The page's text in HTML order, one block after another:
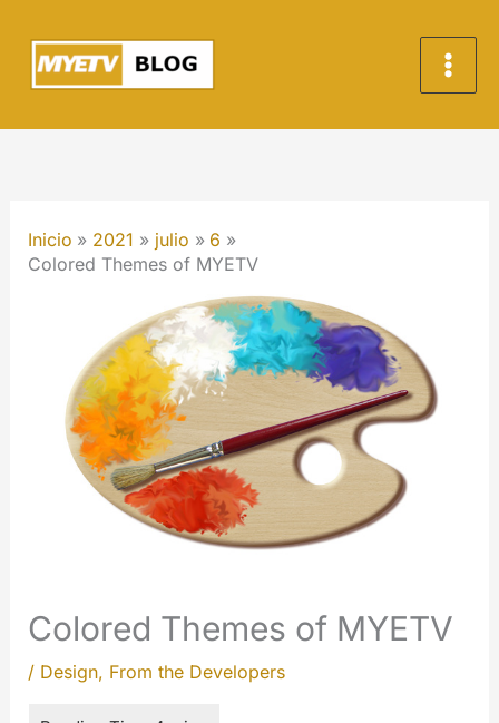
contenido
Inicio 2021 julio
6
Colored Themes of MYETV
Colored Themes of MYETV
/ Design, From the Developers